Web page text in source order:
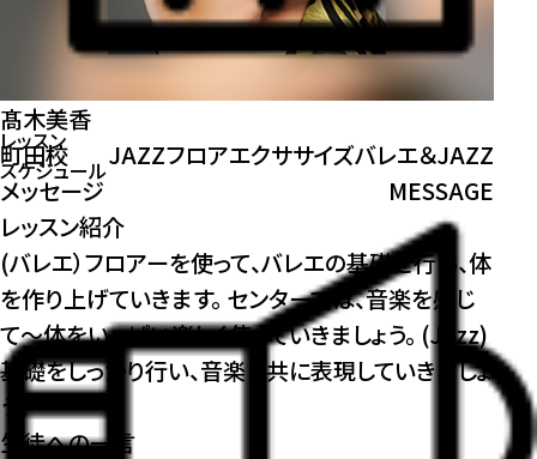
レッスン
スケジュール
髙木美香
町田校
JAZZフロアエクササイズバレエ＆JAZZ
メッセージ
MESSAGE
レッスン紹介
(バレエ）フロアーを使って、バレエの基礎を行い、体
を作り上げていきます。 センターでは、音楽を感じ
て～体をいっぱい楽しく使っていきましょう。 (Jazz)
基礎をしっかり行い、音楽と共に表現していきましょ
う。
生徒への一言